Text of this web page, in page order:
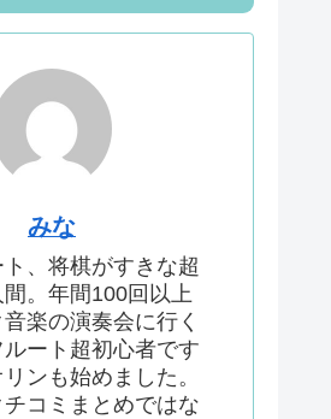
みな
、将棋がすきな超
。年間100回以上
楽の演奏会に行く
ート超初心者です
ンも始めました。
コミまとめではな